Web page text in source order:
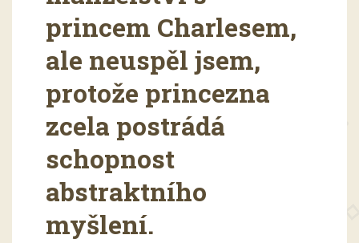
princem Charlesem,
ale neuspěl jsem,
protože princezna
zcela postrádá
schopnost
abstraktního
myšlení.